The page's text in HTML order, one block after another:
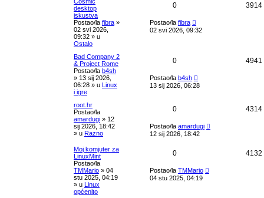
desktop
iskustva
Postao/la fibra »
02 svi 2026,
09:32 » u
Ostalo
0 3914
Postao/la fibra
02 svi 2026, 09:32
Bad Company 2
& Project Rome
Postao/la b4sh
» 13 sij 2026,
06:28 » u Linux
i igre
0 4941
Postao/la b4sh
13 sij 2026, 06:28
root.hr
Postao/la
amardugi » 12
sij 2026, 18:42
» u Razno
0 4314
Postao/la amardugi
12 sij 2026, 18:42
Moj komjuter za
LinuxMint
Postao/la
TMMario » 04
stu 2025, 04:19
» u Linux
općenito
0 4132
Postao/la TMMario
04 stu 2025, 04:19